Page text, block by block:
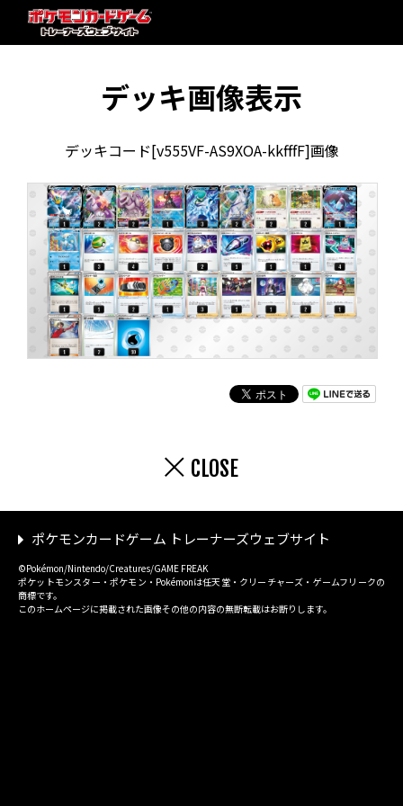
デッキ画像表示
デッキコード[v555VF-AS9XOA-kkfffF]画像
CLOSE
ポケモンカードゲーム トレーナーズウェブサイト
©Pokémon/Nintendo/Creatures/GAME FREAK
ポケットモンスター・ポケモン・Pokémonは任天堂・クリーチャーズ・ゲームフリークの
商標です。
このホームページに掲載された画像その他の内容の無断転載はお断りします。